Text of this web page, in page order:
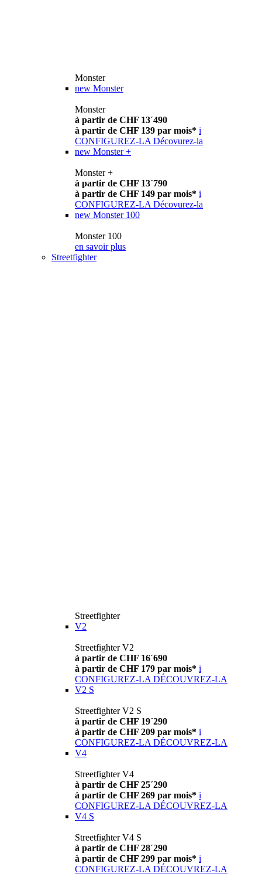
Monster
new Monster
Monster
à partir de CHF 13´490
à partir de CHF 139 par mois* i
CONFIGUREZ-LA Décovurez-la
new Monster +
Monster +
à partir de CHF 13´790
à partir de CHF 149 par mois* i
CONFIGUREZ-LA Décovurez-la
new Monster 100
Monster 100
en savoir plus
Streetfighter
Streetfighter
V2
Streetfighter V2
à partir de CHF 16´690
à partir de CHF 179 par mois* i
CONFIGUREZ-LA DÉCOUVREZ-LA
V2 S
Streetfighter V2 S
à partir de CHF 19´290
à partir de CHF 209 par mois* i
CONFIGUREZ-LA DÉCOUVREZ-LA
V4
Streetfighter V4
à partir de CHF 25´290
à partir de CHF 269 par mois* i
CONFIGUREZ-LA DÉCOUVREZ-LA
V4 S
Streetfighter V4 S
à partir de CHF 28´290
à partir de CHF 299 par mois* i
CONFIGUREZ-LA DÉCOUVREZ-LA